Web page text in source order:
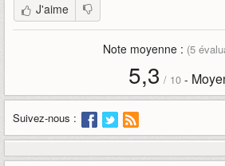
J'aime
Note moyenne : (5
5,3 / 10-
Suivez-nous :